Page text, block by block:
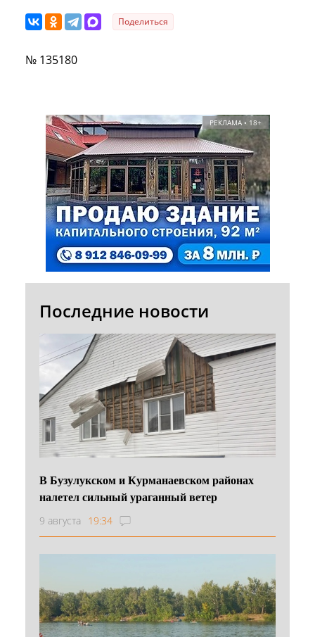
Поделиться
№ 135180
РЕКЛАМА • 18+
Последние новости
В Бузулукском и Курманаевском районах
налетел сильный ураганный ветер
9 августа 19:34